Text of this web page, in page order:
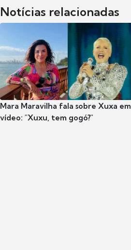
Notícias relacionadas
Mara Maravilha fala sobre Xuxa em
vídeo: "Xuxu, tem gogó?"